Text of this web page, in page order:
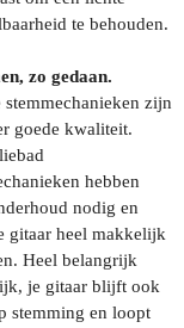
te behouden.
zo gedaan.
stemmechanieken zijn
goede kwaliteit.
hebben
nodig en
gitaar heel makkelijk
Heel belangrijk
je gitaar blijft ook
stemming en loopt